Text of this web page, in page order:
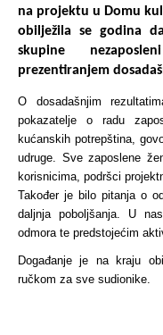
na projektu u Domu
obilježila se godina
skupine
prezentiranjem
O dosadašnjim
pokazatelje o radu
kućanskih potrepština,
udruge. Sve zaposlene
korisnicima, podršci
Također je bilo pitanja o
daljnja poboljšanja. U
odmora te predstojećim
Događanje je na kraju
ručkom za sve sudionike.